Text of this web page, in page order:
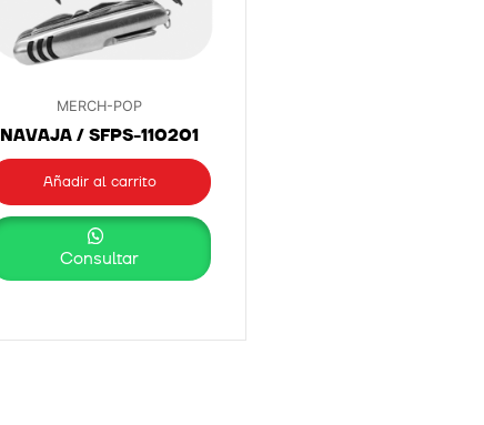
MERCH-POP
NAVAJA / SFPS-110201
Añadir al carrito
Consultar